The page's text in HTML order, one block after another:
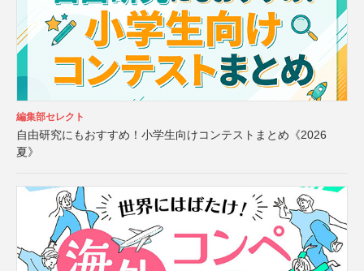
編集部セレクト
自由研究にもおすすめ！小学生向けコンテストまとめ《2026
夏》